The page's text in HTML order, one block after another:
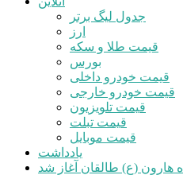
جدول لیگ برتر
ارز
قیمت طلا و سکه
بورس
قیمت خودرو داخلی
قیمت خودرو خارجی
قیمت تلویزیون
قیمت تبلت
قیمت موبایل
یادداشت
هارون (ع) طالقان آغاز شد